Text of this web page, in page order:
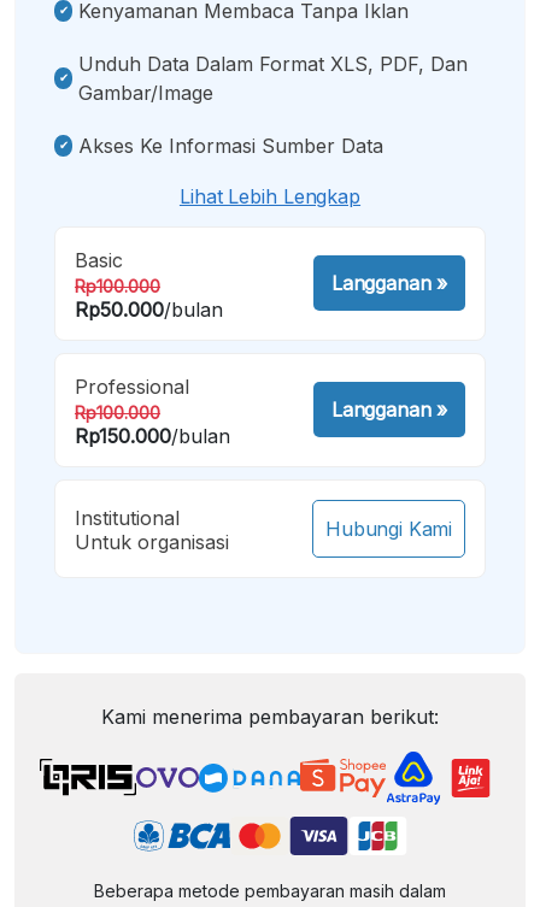
Kenyamanan Membaca Tanpa Iklan
Unduh Data Dalam Format XLS, PDF, Dan
Gambar/image
Akses Ke Informasi Sumber Data
Lihat Lebih Lengkap
Basic
Rp100.000
Rp50.000/bulan
Langganan»
Professional
Rp100.000
Rp150.000/bulan
Langganan»
Institutional
Untuk organisasi
Hubungi Kami
Kami menerima pembayaran berikut:
Beberapa metode pembayaran masih dalam